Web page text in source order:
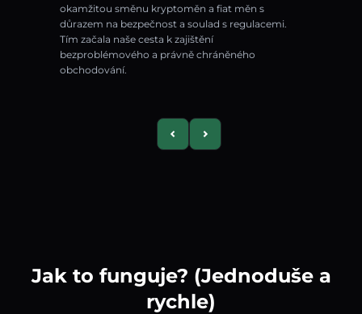
okamžitou směnu kryptoměn a fiat měn s
důrazem na bezpečnost a soulad s regulacemi.
Tím začala naše cesta k zajištění
bezproblémového a právně chráněného
obchodování.
Jak to funguje? (Jednoduše a
rychle)